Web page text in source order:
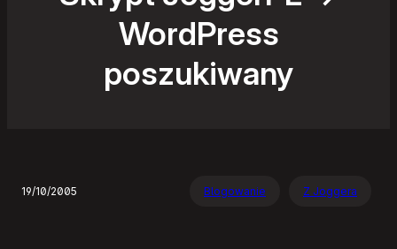
WordPress
poszukiwany
19/10/2005 Blogowanie Z Joggera